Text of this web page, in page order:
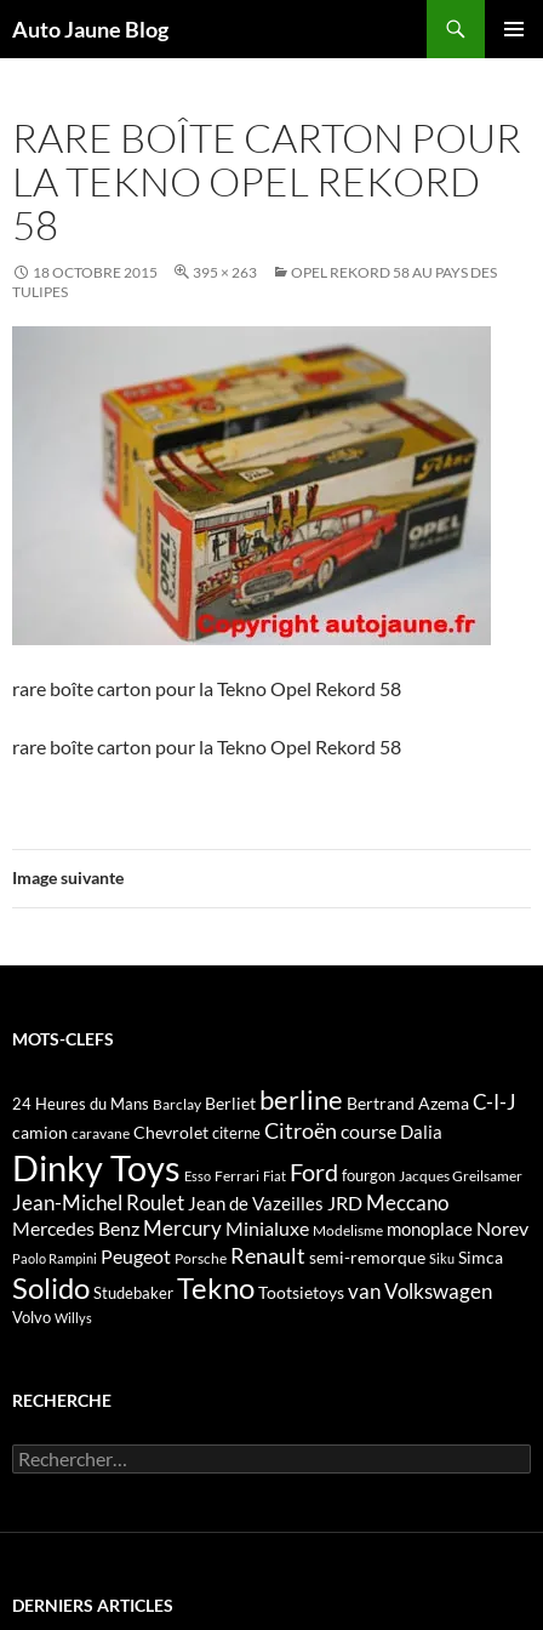
Auto Jaune Blog
RARE BOÎTE CARTON POUR
LA TEKNO OPEL REKORD
58
18 OCTOBRE 2015 395 × 263
OPEL REKORD 58 AU PAYS DES
TULIPES
rare boîte carton pour la Tekno Opel Rekord 58
rare boîte carton pour la Tekno Opel Rekord 58
Image suivante
MOTS-CLEFS
24 Heures du Mans Barclay Berliet berline Bertrand AzemaC-I-J
camion caravane ChevroletciterneCitroën course Dalia
Dinky Toys Esso Ferrari Fiat Ford fourgon Jacques Greilsamer
Jean-Michel Roulet Jean de Vazeilles JRD Meccano
Mercedes Benz Mercury Minialuxe Modelisme monoplace Norev
Paolo Rampini Peugeot Porsche Renault semi-remorque Siku Simca
SolidoStudebakerTeknoTootsietoysvanVolkswagen
Volvo Willys
RECHERCHE
Rechercher :
DERNIERS ARTICLES